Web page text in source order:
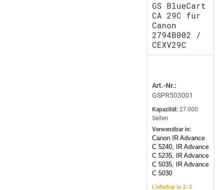
GS BlueCart
CA 29C für
Canon
2794B002 /
CEXV29C
Art.-Nr.:
GSPR503001
Kapazität: 27.000
Seiten
Verwendbar in:
Canon IR Advance
C 5240, IR Advance
C 5235, IR Advance
C 5035, IR Advance
C 5030
Lieferbar in 2-3